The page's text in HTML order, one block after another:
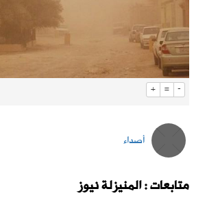
+ = -
أصداء
متابعات : المنيزلة نيوز